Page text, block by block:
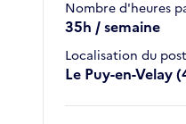
Nombre d'heures
35h / semaine
Localisation du
Le Puy-en-Velay